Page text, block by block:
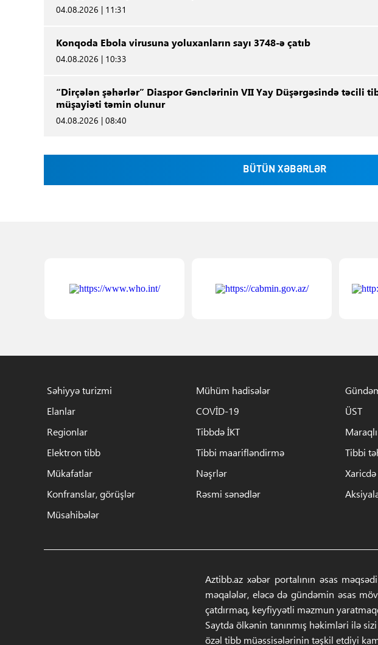
04.08.2026 | 11:31
Konqoda Ebola virusuna yoluxanların sayı 3748-ə çatıb
04.08.2026 | 10:33
“Dirçələn şəhərlər” Diaspor Gənclərinin VII Yay Düşərgəsində təcili
müşayiəti təmin olunur
04.08.2026 | 08:40
BÜTÜN XƏBƏRLƏR
Səhiyyə turizmi Mühüm hadisələr
Elanlar
COVİD-19
ÜST
Regionlar
Tibbdə İKT
Elektron tibb
Tibbi maarifləndirmə
Tibbi
Mükafatlar
Nəşrlər
Konfranslar, görüşlər
Rəsmi sənədlər
Müsahibələr
Aztibb.az xəbər portalının əsas
məqalələr, eləcə də gündəmin əsas
çatdırmaq, keyfiyyətli məzmun
Saytda ölkənin tanınmış həkimləri ilə
özəl tibb müəssisələrinin təşkil etdiyi